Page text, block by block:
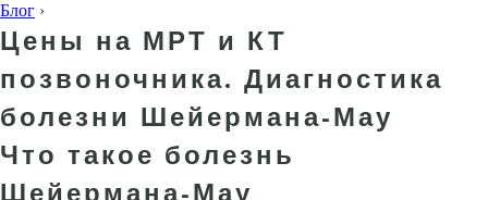
Блог ›
Цены на МРТ и КТ
позвоночника. Диагностика
болезни Шейермана-Мау
Что такое болезнь
Шейермана-Мау